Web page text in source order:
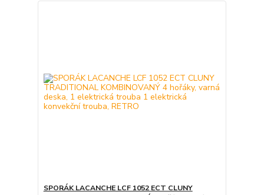
SPORÁK LACANCHE LCF 1052 ECT CLUNY